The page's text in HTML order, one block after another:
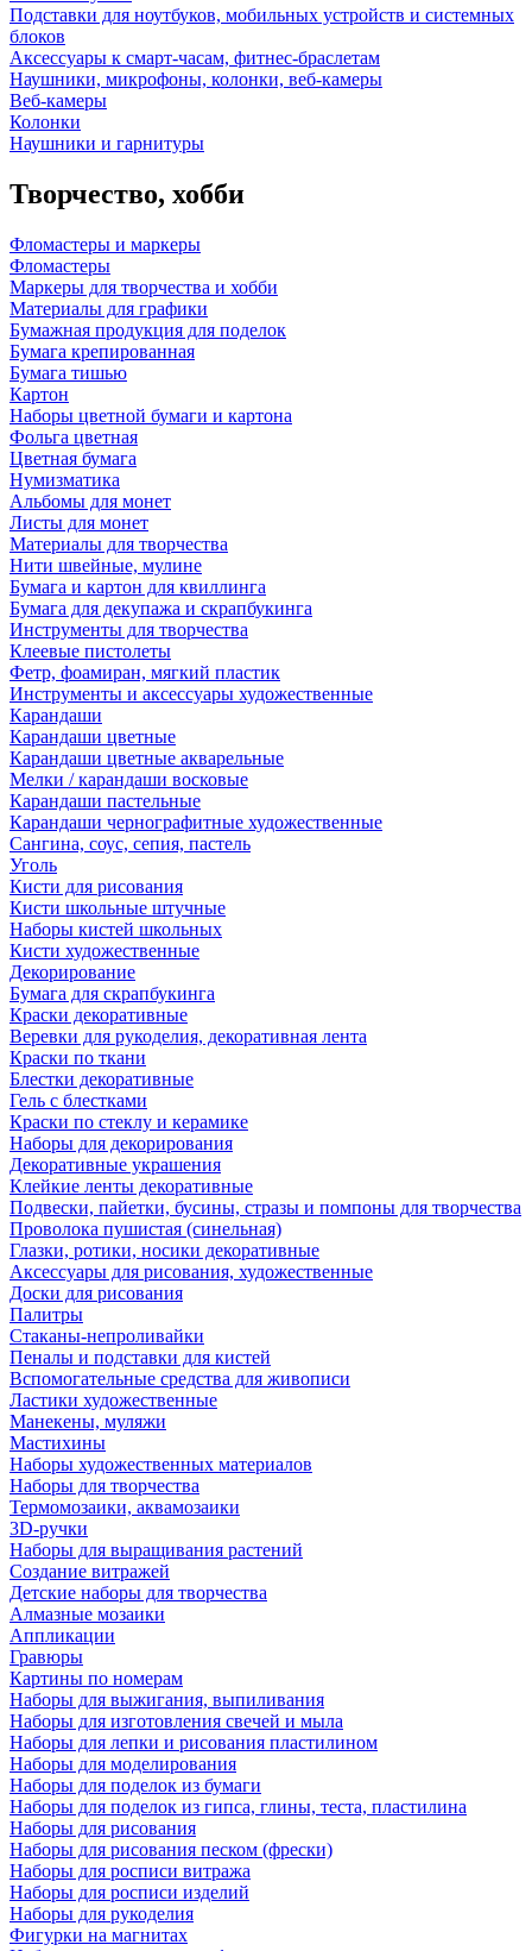
Подставки для ноутбуков, мобильных устройств и системных
блоков
Аксессуары к смарт-часам, фитнес-браслетам
Наушники, микрофоны, колонки, веб-камеры
Веб-камеры
Колонки
Наушники и гарнитуры
Творчество, хобби
Фломастеры и маркеры
Фломастеры
Маркеры для творчества и хобби
Материалы для графики
Бумажная продукция для поделок
Бумага крепированная
Бумага тишью
Картон
Наборы цветной бумаги и картона
Фольга цветная
Цветная бумага
Нумизматика
Альбомы для монет
Листы для монет
Материалы для творчества
Нити швейные, мулине
Бумага и картон для квиллинга
Бумага для декупажа и скрапбукинга
Инструменты для творчества
Клеевые пистолеты
Фетр, фоамиран, мягкий пластик
Инструменты и аксессуары художественные
Карандаши
Карандаши цветные
Карандаши цветные акварельные
Мелки / карандаши восковые
Карандаши пастельные
Карандаши чернографитные художественные
Сангина, соус, сепия, пастель
Уголь
Кисти для рисования
Кисти школьные штучные
Наборы кистей школьных
Кисти художественные
Декорирование
Бумага для скрапбукинга
Краски декоративные
Веревки для рукоделия, декоративная лента
Краски по ткани
Блестки декоративные
Гель с блестками
Краски по стеклу и керамике
Наборы для декорирования
Декоративные украшения
Клейкие ленты декоративные
Подвески, пайетки, бусины, стразы и помпоны для творчества
Проволока пушистая (синельная)
Глазки, ротики, носики декоративные
Аксессуары для рисования, художественные
Доски для рисования
Палитры
Стаканы-непроливайки
Пеналы и подставки для кистей
Вспомогательные средства для живописи
Ластики художественные
Манекены, муляжи
Мастихины
Наборы художественных материалов
Наборы для творчества
Термомозаики, аквамозаики
3D-ручки
Наборы для выращивания растений
Создание витражей
Детские наборы для творчества
Алмазные мозаики
Аппликации
Гравюры
Картины по номерам
Наборы для выжигания, выпиливания
Наборы для изготовления свечей и мыла
Наборы для лепки и рисования пластилином
Наборы для моделирования
Наборы для поделок из бумаги
Наборы для поделок из гипса, глины, теста, пластилина
Наборы для рисования
Наборы для рисования песком (фрески)
Наборы для росписи витража
Наборы для росписи изделий
Наборы для рукоделия
Фигурки на магнитах